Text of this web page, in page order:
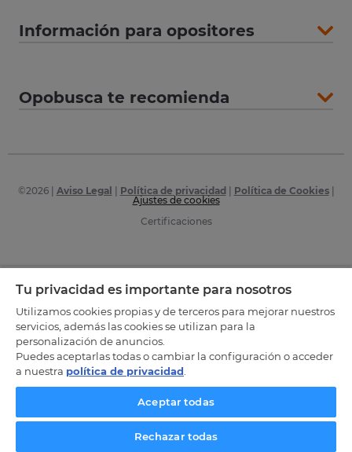
Información para opositores
Opobusca te recomienda
©2026| Aviso Legal Política de privacidad Política de Cookies|
Ajustes de cookies
Certificaciones
Tu privacidad es importante para nosotros
Utilizamos cookies propias y de terceros para mejorar nuestros
servicios, además las cookies se utilizan para la
personalización de anuncios.
Puedes aceptarlas todas o cambiar la configuración o acceder
a nuestra política de privacidad
Aceptar todas
Rechazar todas